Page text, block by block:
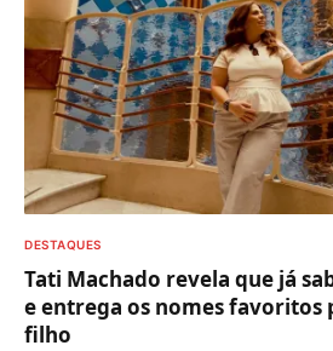
DESTAQUES
Tati Machado revela que já
e entrega os nomes favoritos
filho